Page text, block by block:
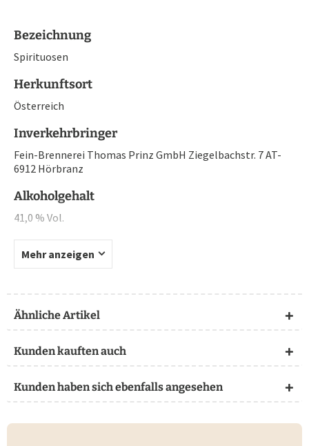
Bezeichnung
Spirituosen
Herkunftsort
Österreich
Inverkehrbringer
Fein-Brennerei Thomas Prinz GmbH Ziegelbachstr. 7 AT-
6912 Hörbranz
Alkoholgehalt
41,0 % Vol.
Mehr anzeigen
Ähnliche Artikel
Kunden kauften auch
Kunden haben sich ebenfalls angesehen